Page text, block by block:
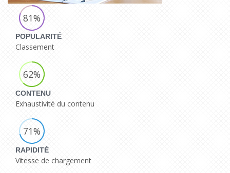
81%
POPULARITÉ
Classement
62%
CONTENU
Exhaustivité du contenu
71%
RAPIDITÉ
Vitesse de chargement